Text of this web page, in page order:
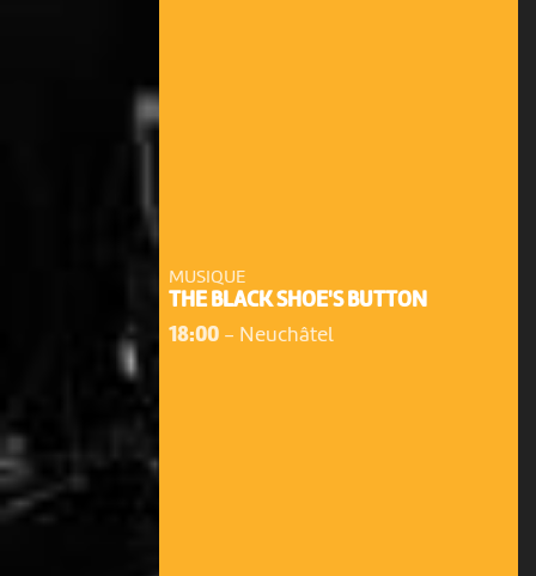
MUSIQUE
THE BLACK SHOE'S BUTTON
18:00- Neuchâtel